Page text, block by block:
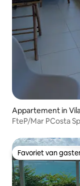
Appartement in
FteP/Mar PCosta
Favoriet van
Favoriet van